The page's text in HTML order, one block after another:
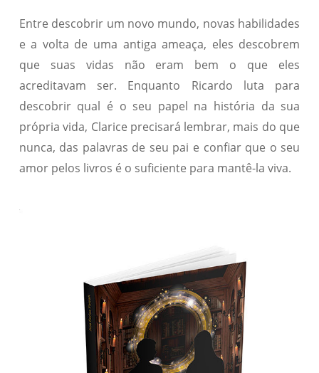
Entre descobrir um novo mundo, novas habilidades
e a volta de uma antiga ameaça, eles descobrem
que suas vidas não eram bem o que eles
acreditavam ser. Enquanto Ricardo luta para
descobrir qual é o seu papel na história da sua
própria vida, Clarice precisará lembrar, mais do que
nunca, das palavras de seu pai e confiar que o seu
amor pelos livros é o suficiente para mantê-la viva.